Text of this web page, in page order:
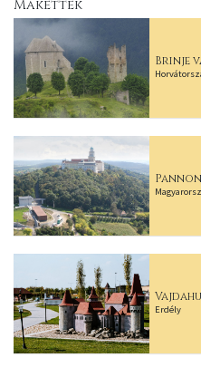
Makettek
Brinje
Erdély